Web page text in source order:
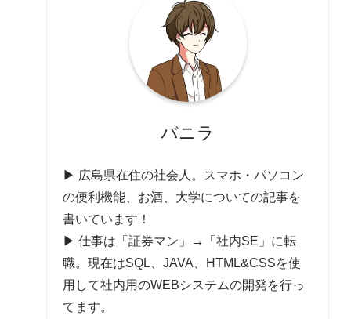
バニラ
▶ 広島県在住の社会人。スマホ・パソコン
の便利機能、お酒、大学についての記事を
書いています！
▶ 仕事は「証券マン」→「社内SE」に転
職。現在はSQL、JAVA、HTML&CSSを使
用して社内用のWEBシステムの開発を行っ
てます。